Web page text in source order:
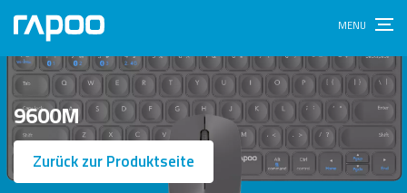
9600M
Zurück zur Produktseite